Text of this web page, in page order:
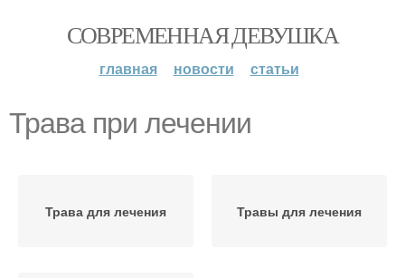
СОВРЕМЕННАЯ ДЕВУШКА
главная новости статьи
Трава при лечении
Трава для лечения Травы для лечения